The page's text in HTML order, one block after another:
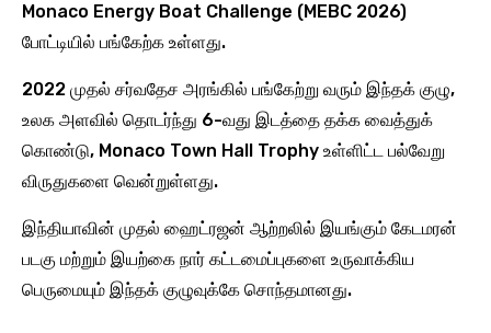
Monaco Energy Boat Challenge (MEBC 2026)
போட்டியில் பங்கேற்க உள்ளது.
2022 முதல் சர்வதேச அரங்கில் பங்கேற்று வரும் இந்தக் குழு,
உலக அளவில் தொடர்ந்து 6-வது இடத்தை தக்க வைத்துக்
கொண்டு, Monaco Town Hall Trophy உள்ளிட்ட பல்வேறு
விருதுகளை வென்றுள்ளது.
இந்தியாவின் முதல் ஹைட்ரஜன் ஆற்றலில் இயங்கும் கேடமரன்
படகு மற்றும் இயற்கை நார் கட்டமைப்புகளை உருவாக்கிய
பெருமையும் இந்தக் குழுவுக்கே சொந்தமானது.